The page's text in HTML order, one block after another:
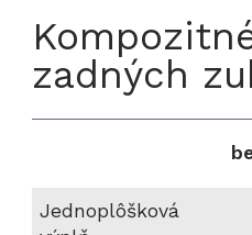
zadných
Jednoplôšková